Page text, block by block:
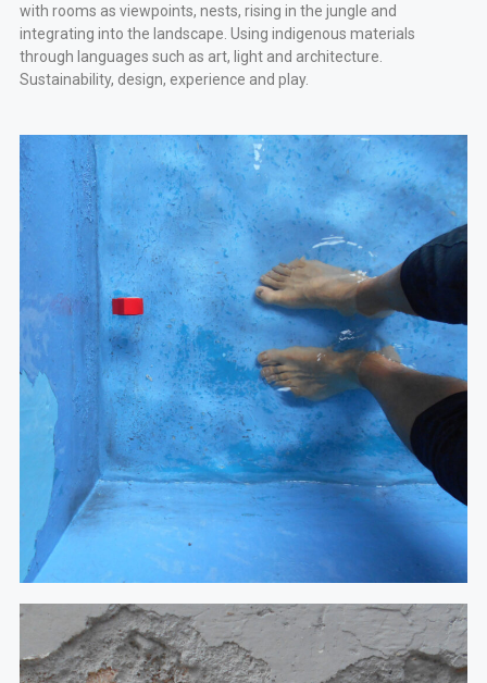
with rooms as viewpoints, nests, rising in the jungle and
integrating into the landscape. Using indigenous materials
through languages such as art, light and architecture.
Sustainability, design, experience and play.